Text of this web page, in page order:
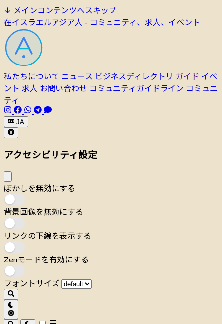
↓ メインコンテンツへスキップ
在イスラエルアジア人 - コミュニティ、求人、イベント
私たちについて ニュース ビジネスディレクトリ ガイド イベ
ント 求人 お問い合わせ コミュニティガイドライン コミュニ
ティ
JA
アクセシビリティ設定
ぼかしを無効にする
背景画像を無効にする
リンクの下線を表示する
Zenモードを有効にする
フォントサイズ